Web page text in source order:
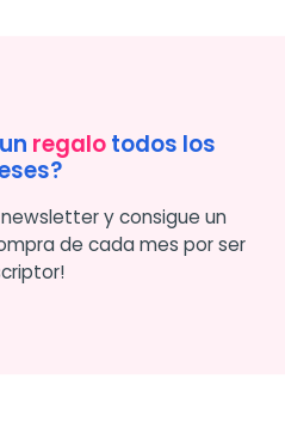
regalotodos los
y consigue un
de cada mes por ser